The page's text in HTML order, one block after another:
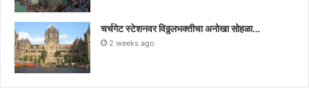
चर्चगेट स्टेशनवर विठ्ठलभक्तीचा अनोखा सोहळा…
2 weeks ago